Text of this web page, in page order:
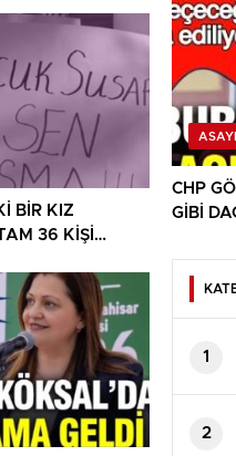
BİR KIZ
36 KİŞİ
SAVRULDU
CHP
GİBİ
1
2